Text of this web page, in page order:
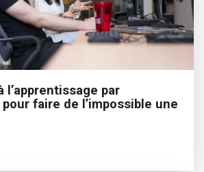
l’apprentissage par
pour faire de l’impossible une